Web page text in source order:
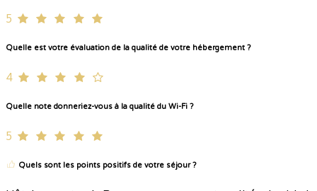
5
Quelle est votre évaluation de la qualité de votre hébergement ?
4
Quelle note donneriez-vous à la qualité du Wi-Fi ?
5
Quels sont les points positifs de votre séjour ?